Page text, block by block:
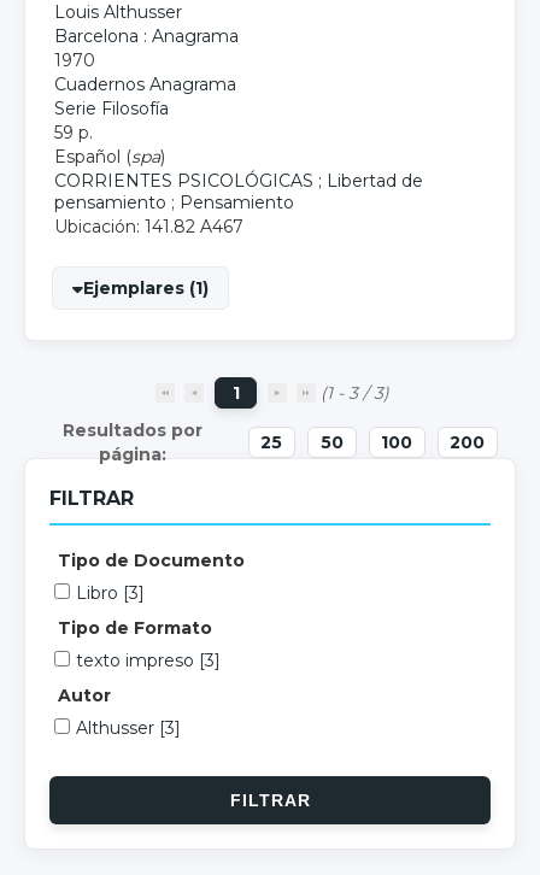
Louis Althusser
Barcelona : Anagrama
1970
Cuadernos Anagrama
Serie Filosofía
59 p.
Español (spa)
CORRIENTES PSICOLÓGICAS ; Libertad de
pensamiento ; Pensamiento
Ubicación: 141.82 A467
Ejemplares (1)
1 (1 - 3 / 3)
25 50 100 200
FILTRAR
Tipo de Documento
Libro [3]
Tipo de Formato
texto impreso [3]
Autor
Althusser [3]